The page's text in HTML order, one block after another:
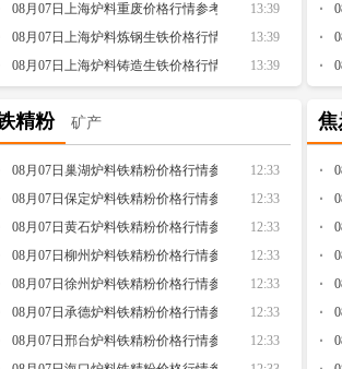
08月07日上海炉料重废价格行情参考
13:39
08月07日上海炉料炼钢生铁价格行情参考
13:39
08月07日上海炉料铸造生铁价格行情参考
13:39
焦
精粉 矿产
08月07日巢湖炉料铁精粉价格行情参考
12:33
08月07日保定炉料铁精粉价格行情参考
12:33
08月07日黄石炉料铁精粉价格行情参考
12:33
08月07日柳州炉料铁精粉价格行情参考
12:33
08月07日徐州炉料铁精粉价格行情参考
12:33
08月07日承德炉料铁精粉价格行情参考
12:33
08月07日邢台炉料铁精粉价格行情参考
12:33